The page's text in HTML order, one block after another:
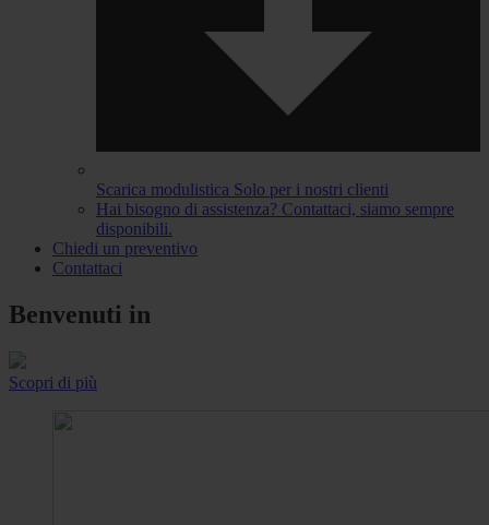
Scarica modulistica Solo per i nostri clienti
Hai bisogno di assistenza? Contattaci, siamo sempre
disponibili.
Chiedi un preventivo
Contattaci
Benvenuti in
Scopri di più